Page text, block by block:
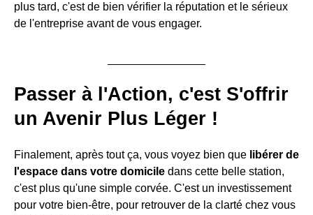
plus tard, c'est de bien vérifier la réputation et le sérieux
de l'entreprise avant de vous engager.
Passer à l'Action, c'est S'offrir
un Avenir Plus Léger !
Finalement, après tout ça, vous voyez bien que libérer de
l'espace dans votre domicile dans cette belle station,
c'est plus qu'une simple corvée. C'est un investissement
pour votre bien-être, pour retrouver de la clarté chez vous